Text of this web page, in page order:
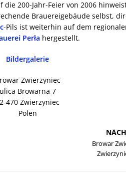
200-Jahr-Feier von 2006
Brauereigebäude selbst,
-Pils ist weiterhin auf dem
Perła hergestellt.
Bildergalerie
Zwierzyniec
ulica Browarna 7
470 Zwierzyniec
Polen
Browar